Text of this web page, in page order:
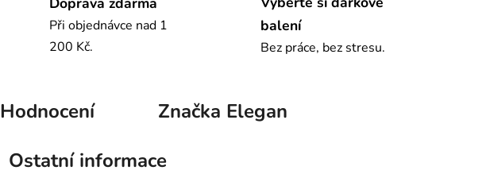
Při objednávce nad 1
200 Kč.
balení
Bez práce, bez stresu.
Hodnocení Značka Elegan
Ostatní informace